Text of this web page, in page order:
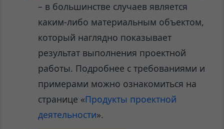
– в большинстве случаев является
каким-либо материальным объектом,
который наглядно показывает
результат выполнения проектной
работы. Подробнее с требованиями и
примерами можно ознакомиться на
странице «Продукты проектной
деятельности».